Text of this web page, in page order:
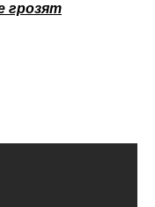
грозят